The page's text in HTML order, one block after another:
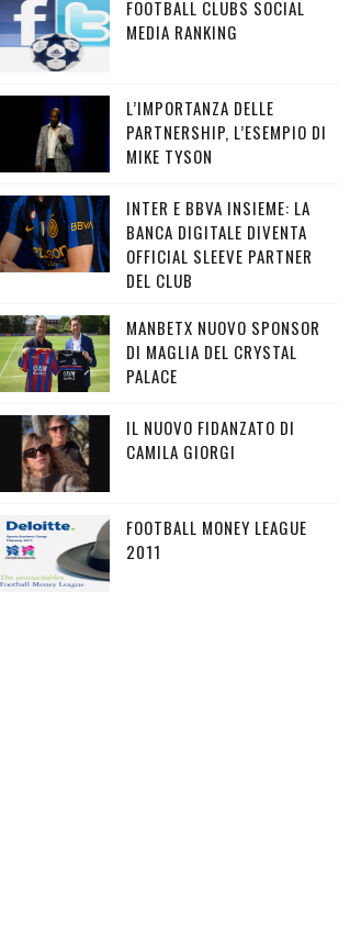
FOOTBALL CLUBS SOCIAL
MEDIA RANKING
L’IMPORTANZA DELLE
PARTNERSHIP, L’ESEMPIO DI
MIKE TYSON
INTER E BBVA INSIEME: LA
BANCA DIGITALE DIVENTA
OFFICIAL SLEEVE PARTNER
DEL CLUB
MANBETX NUOVO SPONSOR
DI MAGLIA DEL CRYSTAL
PALACE
IL NUOVO FIDANZATO DI
CAMILA GIORGI
FOOTBALL MONEY LEAGUE
2011